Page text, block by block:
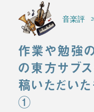
音楽評
作業や勉強の
の東方サブス
稿いただいた
①